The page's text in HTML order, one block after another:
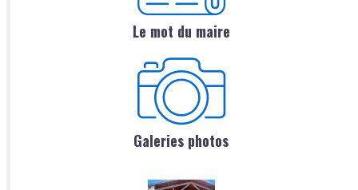
Le mot du maire
Galeries photos